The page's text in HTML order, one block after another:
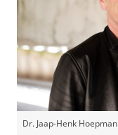
Dr. Jaap-Henk Hoepman